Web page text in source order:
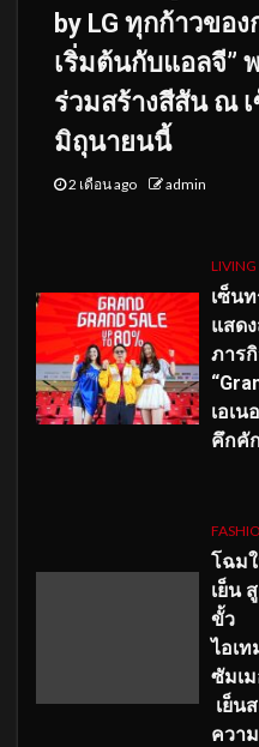
by LG ทุกก้าวขอ
เริ่มต้นกับแอลจี”
ร่วมสร้างสีสัน ณ
มิถุนายนนี้
2 เดือน ago admin
LIVING
เซ็น
แสด
ภาร
เอเ
คึกคั
โฉม
เย็น
ขั้ว
ไอเ
ซัมเ
เย็น
ควา